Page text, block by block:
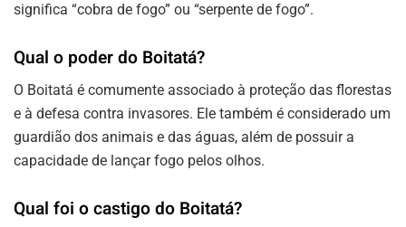
significa “cobra de fogo” ou “serpente de fogo”.
Qual o poder do Boitatá?
O Boitatá é comumente associado à proteção das florestas
e à defesa contra invasores. Ele também é considerado um
guardião dos animais e das águas, além de possuir a
capacidade de lançar fogo pelos olhos.
Qual foi o castigo do Boitatá?